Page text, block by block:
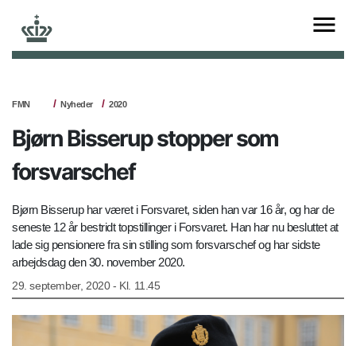
FMN Nyheder 2020
Bjørn Bisserup stopper som
forsvarschef
Bjørn Bisserup har været i Forsvaret, siden han var 16 år, og har de
seneste 12 år bestridt topstillinger i Forsvaret. Han har nu besluttet at
lade sig pensionere fra sin stilling som forsvarschef og har sidste
arbejdsdag den 30. november 2020.
29. september, 2020 - Kl. 11.45